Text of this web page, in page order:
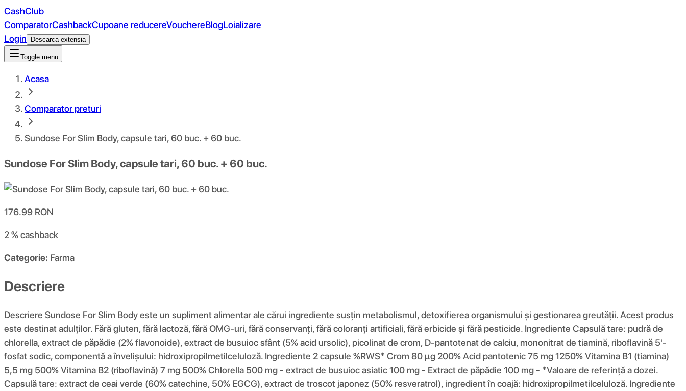
CashClub
ComparatorCashbackCupoane reducereVouchereBlogLoializare
Login
Descarca extensia
Toggle menu
Acasa
Comparator preturi
Sundose For Slim Body, capsule tari, 60 buc. + 60 buc.
Sundose For Slim Body, capsule tari, 60 buc. + 60 buc.
176.99 RON
2 %cashback
Categorie: Farma
Descriere
Descriere Sundose For Slim Body este un supliment alimentar ale cărui ingrediente susțin metabolismul, detoxifierea organismului și gestionarea greutății. Acest produs
este destinat adulților. Fără gluten, fără lactoză, fără OMG-uri, fără conservanți, fără coloranți artificiali, fără erbicide și fără pesticide. Ingrediente Capsulă tare: pudră de
chlorella, extract de păpădie (2% flavonoide), extract de busuioc sfânt (5% acid ursolic), picolinat de crom, D-pantotenat de calciu, mononitrat de tiamină, riboflavină 5'-
fosfat sodic, componentă a învelișului: hidroxipropilmetilceluloză. Ingrediente 2 capsule %RWS* Crom 80 μg 200% Acid pantotenic 75 mg 1250% Vitamina B1 (tiamina)
5,5 mg 500% Vitamina B2 (riboflavină) 7 mg 500% Chlorella 500 mg - extract de busuioc asiatic 100 mg - Extract de păpădie 100 mg - *Valoare de referință a dozei.
Capsulă tare: extract de ceai verde (60% catechine, 50% EGCG), extract de troscot japonez (50% resveratrol), ingredient în coajă: hidroxipropilmetilceluloză. Ingrediente